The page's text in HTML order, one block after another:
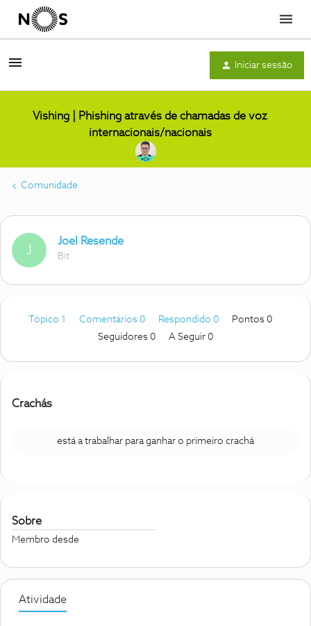
Menu
Iniciar sessão
Vishing | Phishing através de chamadas de voz
internacionais/nacionais
Comunidade
J
Joel Resende
Bit
Tópico 1 Comentários 0 Respondido 0
Pontos 0
Seguidores 0 A Seguir 0
Crachás
está a trabalhar para ganhar o primeiro crachá
Sobre
Membro desde
Atividade